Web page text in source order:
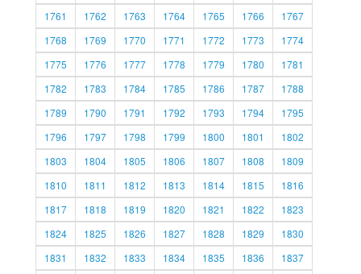
1761
1762 1763 1764 1765 1766
1767
1768
1769 1770 1771 1772 1773
1774
1775
1776 1777 1778 1779 1780
1781
1782
1783 1784 1785 1786 1787
1788
1789
1790 1791 1792 1793 1794
1795
1796
1797 1798 1799 1800 1801
1802
1803
1804 1805 1806 1807 1808
1809
1810
1811 1812 1813 1814 1815
1816
1817
1818 1819 1820 1821 1822
1823
1824
1825 1826 1827 1828 1829
1830
1831
1832 1833 1834 1835 1836
1837